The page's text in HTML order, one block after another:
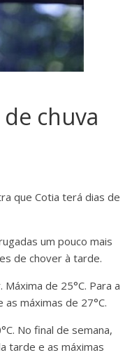
chuva
que Cotia terá dias de
um pouco mais
de chover à tarde.
de 25°C. Para a
máximas de 27°C.
No final de semana,
tarde e as máximas